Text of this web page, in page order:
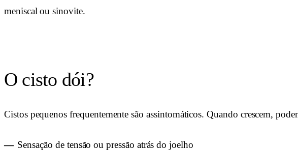
meniscal ou sinovite.
O cisto dói?
Cistos pequenos frequentemente são assintomáticos. Quando crescem,
Sensação de tensão ou pressão atrás do joelho